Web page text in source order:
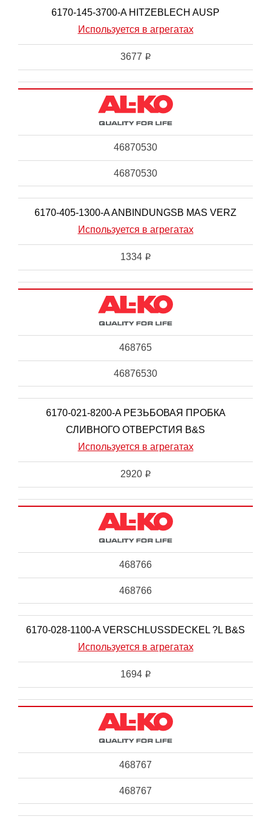
6170-145-3700-A HITZEBLECH AUSP
Используется в агрегатах
3677 i
46870530
46870530
6170-405-1300-A ANBINDUNGSB MAS VERZ
Используется в агрегатах
1334 i
468765
46876530
6170-021-8200-A РЕЗЬБОВАЯ ПРОБКА
СЛИВНОГО ОТВЕРСТИЯ B&S
Используется в агрегатах
2920 i
468766
468766
6170-028-1100-A VERSCHLUSSDECKEL ?L B&S
Используется в агрегатах
1694 i
468767
468767